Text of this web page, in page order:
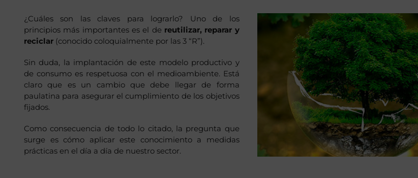
¿Cuáles son las claves para lograrlo? Uno de los
principios más importantes es el de reutilizar, reparar y
reciclar (conocido coloquialmente por las 3 “R”).
Sin duda, la implantación de este modelo productivo y
de consumo es respetuosa con el medioambiente. Está
claro que es un cambio que debe llegar de forma
paulatina para asegurar el cumplimiento de los objetivos
fijados.
Como consecuencia de todo lo citado, la pregunta que
surge es cómo aplicar este conocimiento a medidas
prácticas en el día a día de nuestro sector.